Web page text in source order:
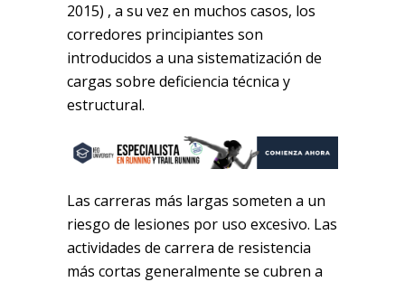
2015) , a su vez en muchos casos, los
corredores principiantes son
introducidos a una sistematización de
cargas sobre deficiencia técnica y
estructural.
Las carreras más largas someten a un
riesgo de lesiones por uso excesivo. Las
actividades de carrera de resistencia
más cortas generalmente se cubren a